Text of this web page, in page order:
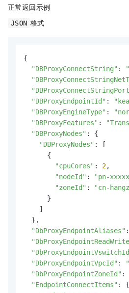
正常返回示例
JSON 格式
{
"DBProxyConnectString" :
"DBProxyEndpointId" :
"DBProxyEngineType" :
"DBProxyFeatures" :
"DBProxyNodes" : {
"DBProxyNodes" : [
      {
"cpuCores" : 2,
"nodeId" : "pn-
"zoneId" :
"cn-
      }
    ]
  },
"DbProxyEndpointAliases" :
"DbProxyEndpointVpcId" :
"DbProxyEndpointZoneId" :
"EndpointConnectItems" : {